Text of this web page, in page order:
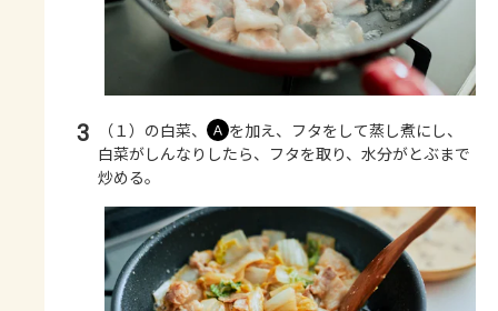
3 （１）の白菜、 Ａ を加え、フタをして蒸し煮にし、
白菜がしんなりしたら、フタを取り、水分がとぶまで
炒める。